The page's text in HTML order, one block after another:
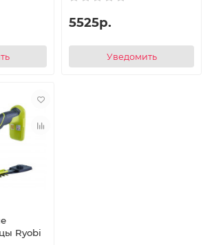
5525р.
Уведомить
Ryobi